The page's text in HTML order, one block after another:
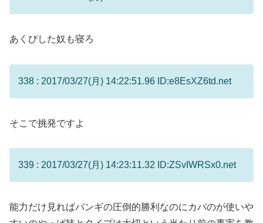
あくびした奴も寝ろ
338 : 2017/03/27(月) 14:22:51.96 ID:e8EsXZ6td.net
そこで挑発ですよ
339 : 2017/03/27(月) 14:23:11.32 ID:ZSvIWRSx0.net
能力だけ見ればバンギの圧倒的勝利なのにカバのが使いや